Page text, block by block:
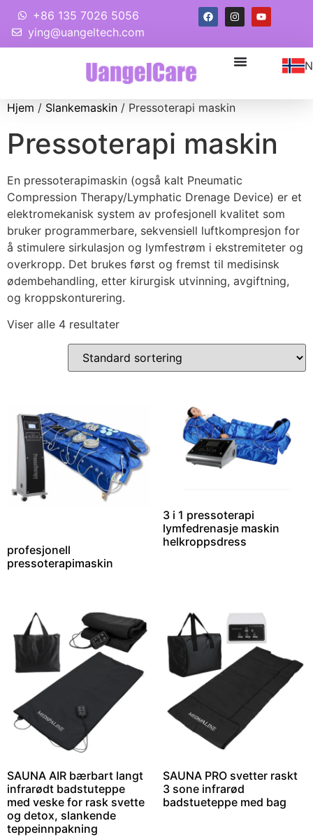
+86 135 7026 5056
ying@uangeltech.com
Hjem / Slankemaskin / Pressoterapi maskin
Pressoterapi maskin
En pressoterapimaskin (også kalt Pneumatic
Compression Therapy/Lymphatic Drenage Device) er et
elektromekanisk system av profesjonell kvalitet som
bruker programmerbare, sekvensiell luftkompresjon for
å stimulere sirkulasjon og lymfestrøm i ekstremiteter og
overkropp. Det brukes først og fremst til medisinsk
ødembehandling, etter kirurgisk utvinning, avgiftning,
og kroppskonturering.
Viser alle 4 resultater
profesjonell
pressoterapimaskin
3 i 1 pressoterapi
lymfedrenasje maskin
helkroppsdress
SAUNA AIR bærbart langt
infrarødt badstuteppe
med veske for rask svette
og detox, slankende
teppeinnpakning
SAUNA PRO svetter raskt
3 sone infrarød
badstueteppe med bag